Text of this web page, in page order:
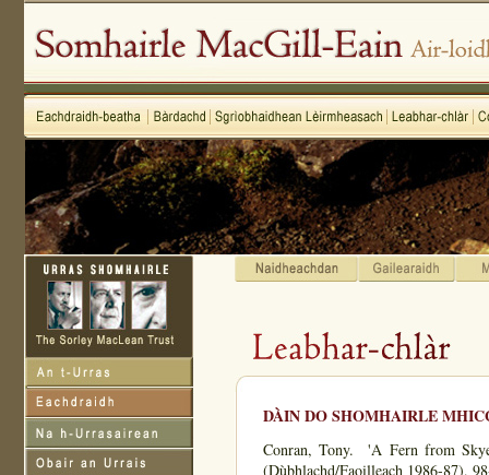
DÀIN DO SHOMHAIRLE
Conran, Tony. 'A Fern from
(Dùbhlachd/Faoilleach 1986-87),